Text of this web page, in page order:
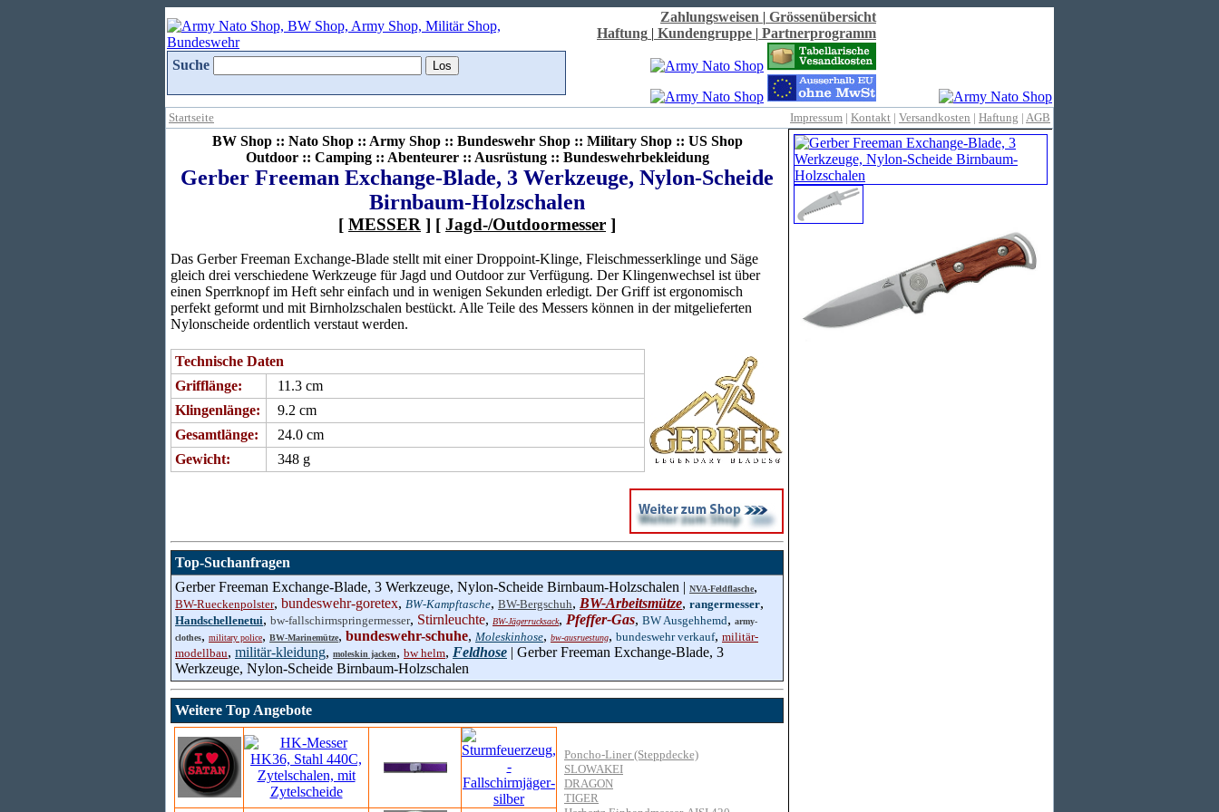
Suche
Zahlungsweisen | Grössenübersicht
Haftung | Kundengruppe | Partnerprogramm
Startseite Impressum | Kontakt | Versandkosten | Haftung | AGB
BW Shop :: Nato Shop :: Army Shop :: Bundeswehr Shop :: Military Shop :: US Shop
Outdoor :: Camping :: Abenteurer :: Ausrüstung :: Bundeswehrbekleidung
Gerber Freeman Exchange-Blade, 3 Werkzeuge, Nylon-Scheide
Birnbaum-Holzschalen
[ MESSER ] [ Jagd-/Outdoormesser ]
Das Gerber Freeman Exchange-Blade stellt mit einer Droppoint-Klinge, Fleischmesserklinge und Säge
gleich drei verschiedene Werkzeuge für Jagd und Outdoor zur Verfügung. Der Klingenwechsel ist über
einen Sperrknopf im Heft sehr einfach und in wenigen Sekunden erledigt. Der Griff ist ergonomisch
perfekt geformt und mit Birnholzschalen bestückt. Alle Teile des Messers können in der mitgelieferten
Nylonscheide ordentlich verstaut werden.
Technische Daten
Grifflänge:
11.3 cm
Klingenlänge:
9.2 cm
Gesamtlänge:
24.0 cm
Gewicht:
348 g
Top-Suchanfragen
Gerber Freeman Exchange-Blade, 3 Werkzeuge, Nylon-Scheide Birnbaum-Holzschalen | NVA-Feldflasche,
BW-Rueckenpolster, bundeswehr-goretex, BW-Kampftasche, BW-Bergschuh, BW-Arbeitsmütze, rangermesser,
Handschellenetui, bw-fallschirmspringermesser, Stirnleuchte, BW-Jägerrucksack, Pfeffer-Gas, BW Ausgehhemd, army-
clothes, military police, BW-Marinemütze, bundeswehr-schuhe, Moleskinhose, bw-ausruestung, bundeswehr verkauf, militär-
modellbau, militär-kleidung, moleskin jacken, bw helm, Feldhose | Gerber Freeman Exchange-Blade, 3
Werkzeuge, Nylon-Scheide Birnbaum-Holzschalen
Weitere Top Angebote
Poncho-Liner (Steppdecke)
SLOWAKEI
DRAGON
TIGER